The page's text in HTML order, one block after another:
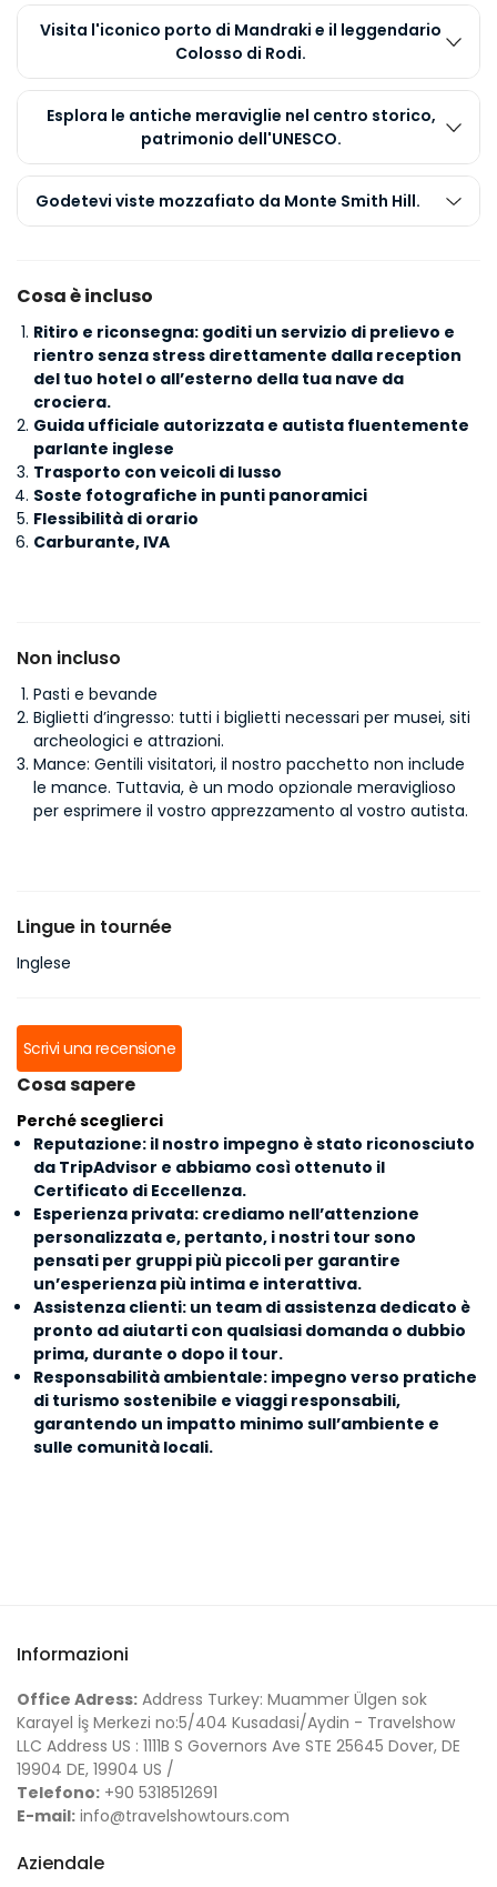
Visita l'iconico porto di Mandraki e il leggendario
Colosso di Rodi.
Esplora le antiche meraviglie nel centro storico,
patrimonio dell'UNESCO.
Godetevi viste mozzafiato da Monte Smith Hill.
Cosa è incluso
Ritiro e riconsegna: goditi un servizio di prelievo e
rientro senza stress direttamente dalla reception
del tuo hotel o all’esterno della tua nave da
crociera.
Guida ufficiale autorizzata e autista fluentemente
parlante inglese
Trasporto con veicoli di lusso
Soste fotografiche in punti panoramici
Flessibilità di orario
Carburante, IVA
Non incluso
Pasti e bevande
Biglietti d’ingresso: tutti i biglietti necessari per musei, siti
archeologici e attrazioni.
Mance: Gentili visitatori, il nostro pacchetto non include
le mance. Tuttavia, è un modo opzionale meraviglioso
per esprimere il vostro apprezzamento al vostro autista.
Lingue in tournée
Inglese
Scrivi una recensione
Cosa sapere
Perché sceglierci
Reputazione: il nostro impegno è stato riconosciuto
da TripAdvisor e abbiamo così ottenuto il
Certificato di Eccellenza.
Esperienza privata: crediamo nell’attenzione
personalizzata e, pertanto, i nostri tour sono
pensati per gruppi più piccoli per garantire
un’esperienza più intima e interattiva.
Assistenza clienti: un team di assistenza dedicato è
pronto ad aiutarti con qualsiasi domanda o dubbio
prima, durante o dopo il tour.
Responsabilità ambientale: impegno verso pratiche
di turismo sostenibile e viaggi responsabili,
garantendo un impatto minimo sull’ambiente e
sulle comunità locali.
Informazioni
Office Adress: Address Turkey: Muammer Ülgen sok
Karayel İş Merkezi no:5/404 Kusadasi/Aydin - Travelshow
LLC Address US : 1111B S Governors Ave STE 25645 Dover, DE
19904 DE, 19904 US /
Telefono: +90 5318512691
E-mail: info@travelshowtours.com
Aziendale